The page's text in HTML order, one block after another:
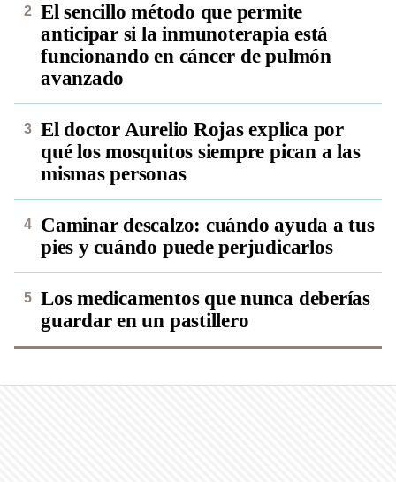
El sencillo método que permite
anticipar si la inmunoterapia está
funcionando en cáncer de pulmón
avanzado
El doctor Aurelio Rojas explica por
qué los mosquitos siempre pican a las
mismas personas
Caminar descalzo: cuándo ayuda a tus
pies y cuándo puede perjudicarlos
Los medicamentos que nunca deberías
guardar en un pastillero